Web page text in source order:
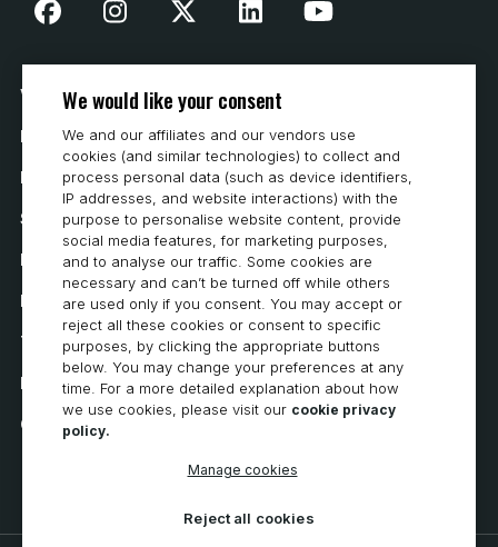
Vår historia
Hur man köper
Karriär
Systemkrav
Integritet
Integritetspolicy
Tillgänglighetsutlåtande
Policy för cookies
Cookie Preferences
We would like your consent
We and our affiliates and our vendors use
cookies (and similar technologies) to collect and
process personal data (such as device identifiers,
IP addresses, and website interactions) with the
purpose to personalise website content, provide
social media features, for marketing purposes,
and to analyse our traffic. Some cookies are
necessary and can’t be turned off while others
are used only if you consent. You may accept or
reject all these cookies or consent to specific
purposes, by clicking the appropriate buttons
below. You may change your preferences at any
time. For a more detailed explanation about how
we use cookies, please visit our cookie privacy
policy.
Manage cookies
Reject all cookies